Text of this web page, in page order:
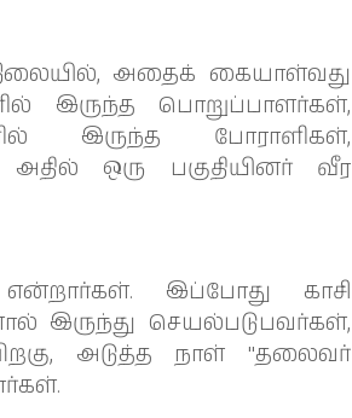
அதைக் கையாள்வது
இருந்த பொறுப்பாளர்கள்,
இருந்த போராளிகள்,
ஒரு பகுதியினர் வீர
இப்போது காசி
இருந்து செயல்படுபவர்கள்,
அடுத்த நாள் "தலைவர்